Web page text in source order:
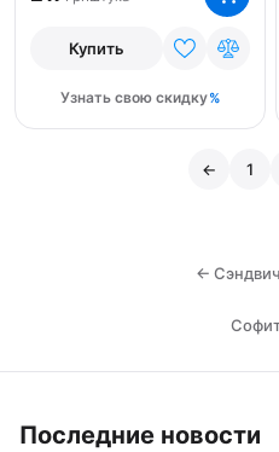
Купить
Узнать свою скидку
← 1
←
Последние новости